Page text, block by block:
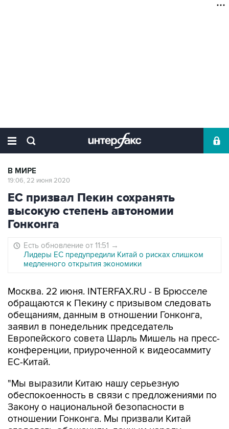
В МИРЕ
19:06, 22 июня 2020
ЕС призвал Пекин сохранять
высокую степень автономии
Гонконга
Есть обновление от 11:51 →
Лидеры ЕС предупредили Китай о рисках слишком
медленного открытия экономики
Москва. 22 июня. INTERFAX.RU - В Брюсселе
обращаются к Пекину с призывом следовать
обещаниям, данным в отношении Гонконга,
заявил в понедельник председатель
Европейского совета Шарль Мишель на пресс-
конференции, приуроченной к видеосаммиту
ЕС-Китай.
"Мы выразили Китаю нашу серьезную
обеспокоенность в связи с предложениями по
Закону о национальной безопасности в
отношении Гонконга. Мы призвали Китай